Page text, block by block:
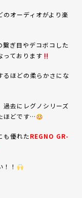
オーディオがより楽
繋ぎ目やデコボコした
っております
るほどの柔らかさにな
過去にレグノシリーズ
ほどです…
も優れたREGNO GR-
！